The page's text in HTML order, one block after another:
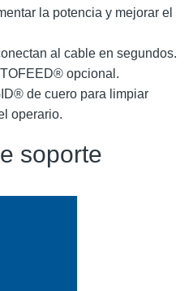
la potencia y mejorar el
al cable en segundos.
opcional.
de cuero para limpiar
operario.
soporte